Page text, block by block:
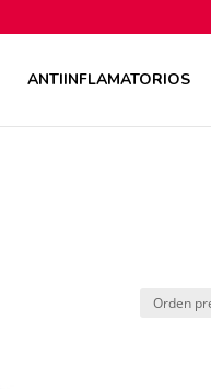
ANTIINFLAMATORIOS